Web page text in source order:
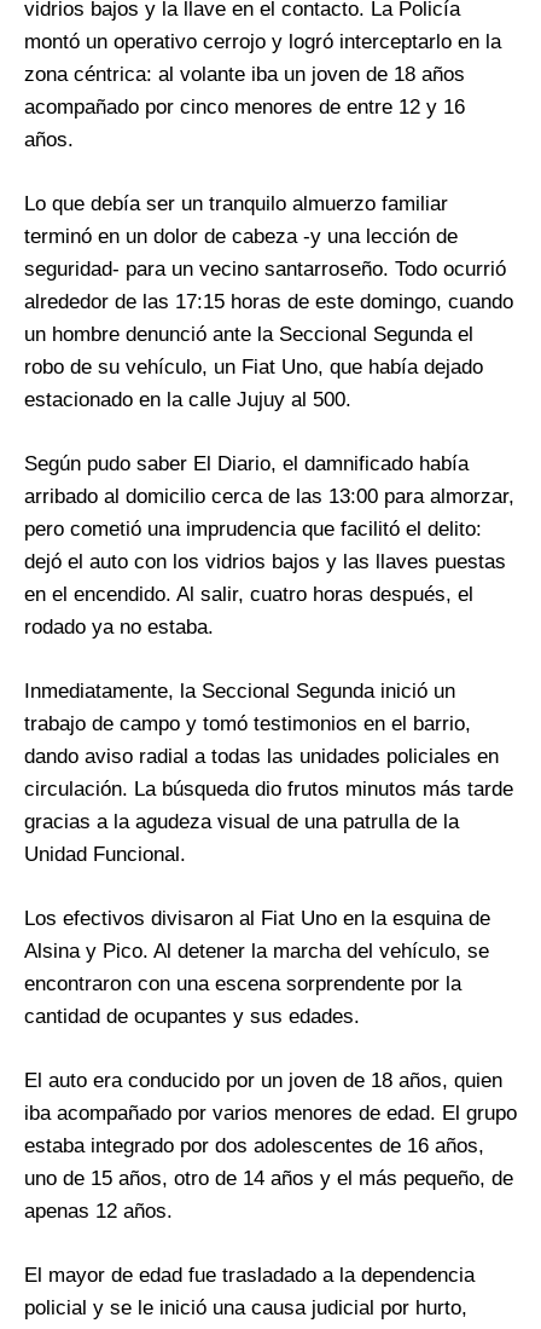
vidrios bajos y la llave en el contacto. La Policía
montó un operativo cerrojo y logró interceptarlo en la
zona céntrica: al volante iba un joven de 18 años
acompañado por cinco menores de entre 12 y 16
años.
Lo que debía ser un tranquilo almuerzo familiar
terminó en un dolor de cabeza -y una lección de
seguridad- para un vecino santarroseño. Todo ocurrió
alrededor de las 17:15 horas de este domingo, cuando
un hombre denunció ante la Seccional Segunda el
robo de su vehículo, un Fiat Uno, que había dejado
estacionado en la calle Jujuy al 500.
Según pudo saber El Diario, el damnificado había
arribado al domicilio cerca de las 13:00 para almorzar,
pero cometió una imprudencia que facilitó el delito:
dejó el auto con los vidrios bajos y las llaves puestas
en el encendido. Al salir, cuatro horas después, el
rodado ya no estaba.
Inmediatamente, la Seccional Segunda inició un
trabajo de campo y tomó testimonios en el barrio,
dando aviso radial a todas las unidades policiales en
circulación. La búsqueda dio frutos minutos más tarde
gracias a la agudeza visual de una patrulla de la
Unidad Funcional.
Los efectivos divisaron al Fiat Uno en la esquina de
Alsina y Pico. Al detener la marcha del vehículo, se
encontraron con una escena sorprendente por la
cantidad de ocupantes y sus edades.
El auto era conducido por un joven de 18 años, quien
iba acompañado por varios menores de edad. El grupo
estaba integrado por dos adolescentes de 16 años,
uno de 15 años, otro de 14 años y el más pequeño, de
apenas 12 años.
El mayor de edad fue trasladado a la dependencia
policial y se le inició una causa judicial por hurto,